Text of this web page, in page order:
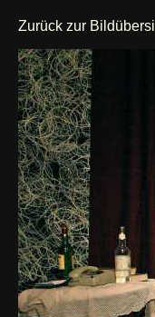
Zurück zur